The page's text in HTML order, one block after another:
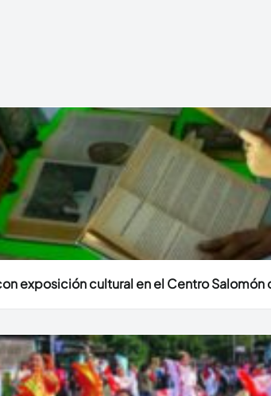
exposición cultural en el Centro Salomón